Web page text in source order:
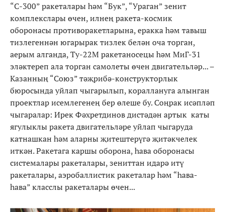
“С-300” ракеталары һәм “Бук”, “Ураган” зенит
комплекслары өчен, илнең ракета-космик
оборонасы противоракетларына, еракка һәм тавыш
тизлегеннән югарырак тизлек белән оча торган,
аерым алганда, Ту-22М ракетаносецы һәм МиГ-31
эләктереп ала торган самолеты өчен двигательләр... –
Казанның “Союз” тәҗрибә-конструкторлык
бюросында уйлап чыгарылып, кораллануга алынган
проектлар исемлегенең бер өлеше бу. Соңрак исәпләп
чыгаралар: Ирек Фәхретдинов дистәдән артык каты
ягулыклы ракета двигательләре уйлап чыгаруда
катнашкан һәм аларны җитештерүгә җитәкчелек
иткән. Ракетага каршы оборона, һава оборонасы
системалары ракеталары, зениттан идарә итү
ракеталары, аэробаллистик ракеталар һәм “һава-
һава” класслы ракеталары өчен...